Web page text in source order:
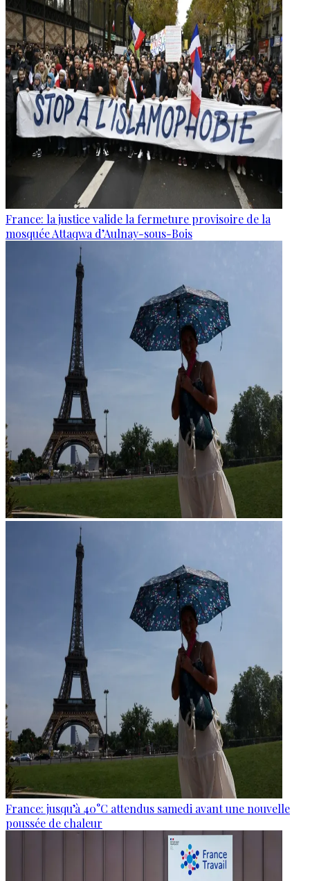
France: la justice valide la fermeture provisoire de la
mosquée Attaqwa d’Aulnay-sous-Bois
France: jusqu’à 40°C attendus samedi avant une nouvelle
poussée de chaleur